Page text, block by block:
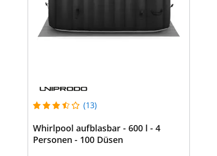
(13)
Whirlpool aufblasbar - 600 l - 4
Personen - 100 Düsen